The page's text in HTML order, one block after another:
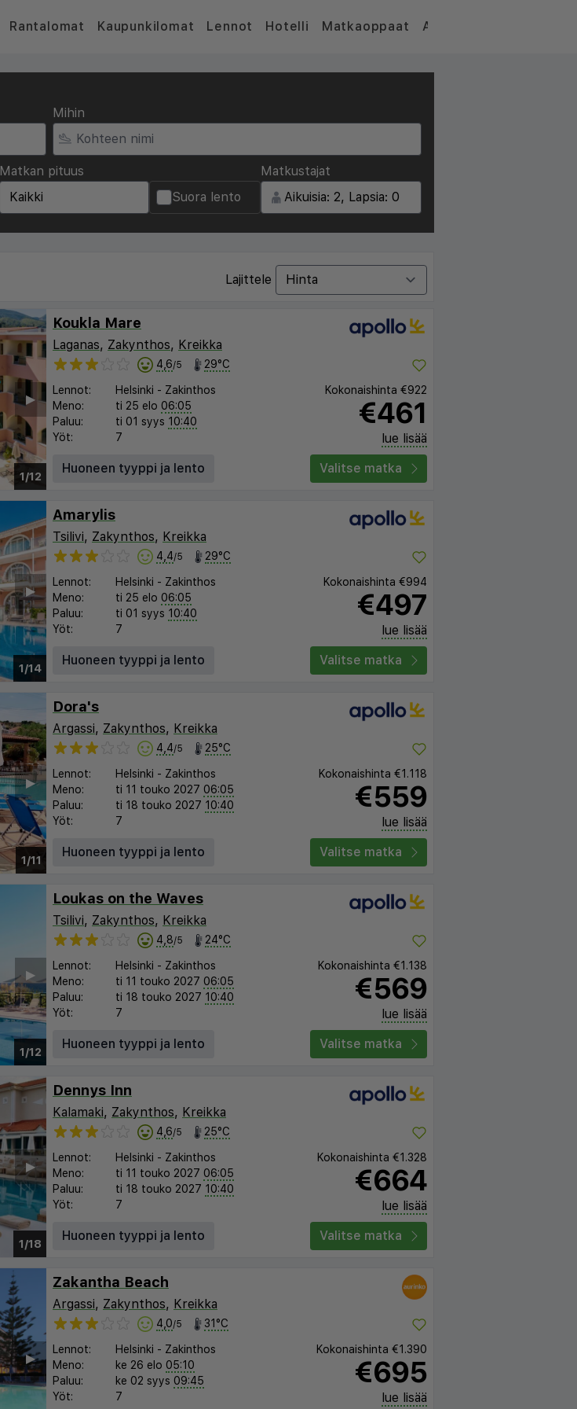
Rantalomat Kaupunkilomat Lennot Hotelli Matkaoppaat Artikkelit
Mihin
Matkan pituus
Suora lento
Matkustajat
Lajittele
1/12
▶︎
Koukla Mare
Laganas, Zakynthos, Kreikka
4,6/5 29°C
Lennot: Helsinki - Zakinthos
Meno:
ti 25 elo 06:05
Paluu:
ti 01 syys 10:40
Yöt:
7
Kokonaishinta €922
€461
lue lisää
Huoneen tyyppi ja lento
Valitse matka
1/14
▶︎
Amarylis
Tsilivi, Zakynthos, Kreikka
4,4/5 29°C
Lennot: Helsinki - Zakinthos
Meno:
ti 25 elo 06:05
Paluu:
ti 01 syys 10:40
Yöt:
7
Kokonaishinta €994
€497
lue lisää
Huoneen tyyppi ja lento
Valitse matka
1/11
▶︎
Dora's
Argassi, Zakynthos, Kreikka
4,4/5 25°C
Lennot: Helsinki - Zakinthos
Meno:
ti 11 touko 2027 06:05
Paluu:
ti 18 touko 2027 10:40
Yöt:
7
Kokonaishinta €1.118
€559
lue lisää
Huoneen tyyppi ja lento
Valitse matka
1/12
▶︎
Loukas on the Waves
Tsilivi, Zakynthos, Kreikka
4,8/5 24°C
Lennot: Helsinki - Zakinthos
Meno:
ti 11 touko 2027 06:05
Paluu:
ti 18 touko 2027 10:40
Yöt:
7
Kokonaishinta €1.138
€569
lue lisää
Huoneen tyyppi ja lento
Valitse matka
1/18
▶︎
Dennys Inn
Kalamaki, Zakynthos, Kreikka
4,6/5 25°C
Lennot: Helsinki - Zakinthos
Meno:
ti 11 touko 2027 06:05
Paluu:
ti 18 touko 2027 10:40
Yöt:
7
Kokonaishinta €1.328
€664
lue lisää
Huoneen tyyppi ja lento
Valitse matka
▶︎
Zakantha Beach
Argassi, Zakynthos, Kreikka
4,0/5 31°C
Lennot: Helsinki - Zakinthos
Meno:
ke 26 elo 05:10
Paluu:
ke 02 syys 09:45
Yöt:
7
Kokonaishinta €1.390
€695
lue lisää